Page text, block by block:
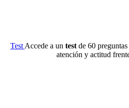
Test Accede a un test de 60
atención y actitud